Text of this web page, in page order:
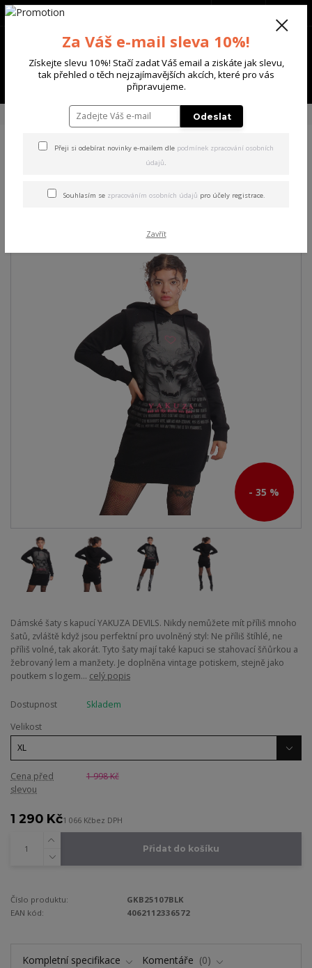
Menu
+420 702 136 620
ŠATY Yakuza dámské šaty Devils Sweat Dress black XL
Yakuza dámské šaty Devils
Sweat Dress black XL
- 35 %
Dámské šaty s kapucí YAKUZA DEVILS. Nikdy nemůžete mít příliš mnoho
šatů, zvláště když jsou perfektní pro uvolněný styl: Ne příliš štíhlé, ne
příliš volné, tak akorát. Tyto šaty mají také kapuci se stahovací šňůrkou a
žebrovaný lem a manžety. Je doplněna vintage potiskem, stejně jako
poutkem s logem... celý popis
Dostupnost
Skladem
Velikost
Cena před
slevou
1 998 Kč
1 290 Kč1 066 Kčbez DPH
Přidat do košíku
Číslo produktu:
GKB25107BLK
EAN kód:
4062112336572
Kompletní specifikace Komentáře 0
Za Váš e-mail sleva 10%!
Získejte slevu 10%! Stačí zadat Váš email a ziskáte jak slevu,
tak přehled o těch nejzajímavějších akcích, které pro vás
připravujeme.
Odeslat
Přeji si odebírat novinky e-mailem dle podmínek zpracování osobních
údajů.
Souhlasím se zpracováním osobních údajů pro účely registrace.
Zavřít